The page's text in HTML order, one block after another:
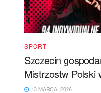
SPORT
Szczecin
Mistrzostw Polski
13 MARCA, 2026